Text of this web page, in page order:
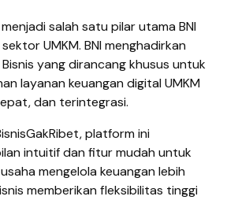
salah satu pilar utama BNI
UMKM. BNI menghadirkan
yang dirancang khusus untuk
layanan keuangan digital UMKM
dan terintegrasi.
platform ini
intuitif dan fitur mudah untuk
mengelola keuangan lebih
memberikan fleksibilitas tinggi